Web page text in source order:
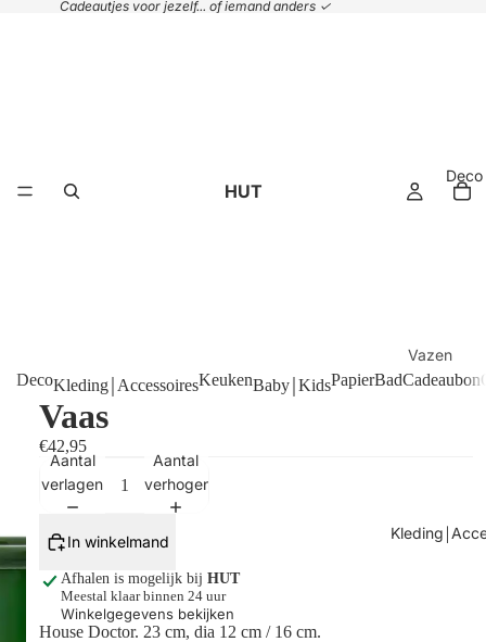
Cadeautjes voor jezelf... of iemand anders ✓
HUT
Deco
Vazen
Plaids &
Kaarsen
Kleding￨
DecoKleding￨AccessoiresKeukenBaby￨KidsPapierBadCadeaubon
Vaas
€42,95
Aantal
verlagen
Aantal
verhogen
In winkelmand
Afhalen is mogelijk bij HUT
Meestal klaar binnen 24 uur
Winkelgegevens bekijken
House Doctor. 23 cm, dia 12 cm / 16 cm.